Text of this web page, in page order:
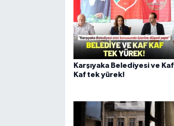
Karşıyaka Belediyesi ve Kaf
Kaf tek yürek!